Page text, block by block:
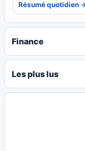
Résumé quotidien
Finance
Les plus lus